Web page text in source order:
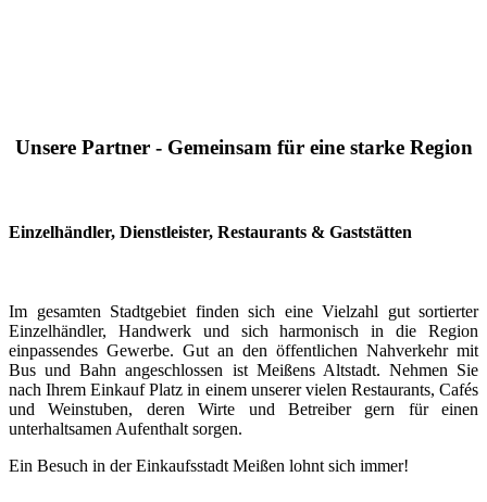
Unsere Partner - Gemeinsam für eine starke Region
Einzelhändler, Dienstleister, Restaurants & Gaststätten
Im gesamten Stadtgebiet finden sich eine Vielzahl gut sortierter
Einzelhändler, Handwerk und sich harmonisch in die Region
einpassendes Gewerbe. Gut an den öffentlichen Nahverkehr mit
Bus und Bahn angeschlossen ist Meißens Altstadt. Nehmen Sie
nach Ihrem Einkauf Platz in einem unserer vielen Restaurants, Cafés
und Weinstuben, deren Wirte und Betreiber gern für einen
unterhaltsamen Aufenthalt sorgen.
Ein Besuch in der Einkaufsstadt Meißen lohnt sich immer!